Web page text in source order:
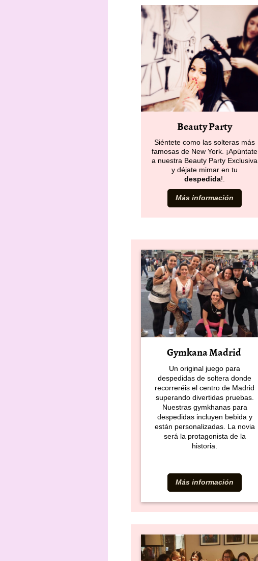
Beauty Party
Siéntete como las solteras más
famosas de New York. ¡Apúntate
a nuestra Beauty Party Exclusiva
y déjate mimar en tu
despedida!.
Más información
Gymkana Madrid
Un original juego para
despedidas de soltera donde
recorreréis el centro de Madrid
superando divertidas pruebas.
Nuestras gymkhanas para
despedidas incluyen bebida y
están personalizadas. La novia
será la protagonista de la
historia.
Más información